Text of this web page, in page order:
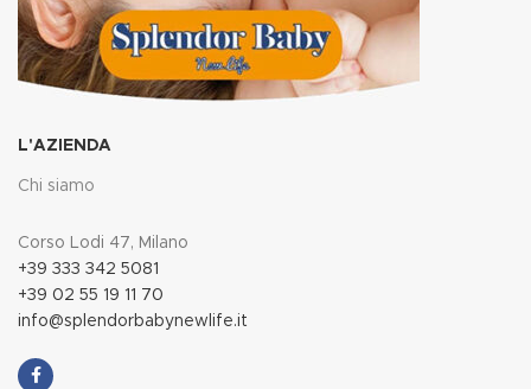
L'AZIENDA
Chi siamo
Corso Lodi 47, Milano
+39 333 342 5081
+39 02 55 19 11 70
info@splendorbabynewlife.it